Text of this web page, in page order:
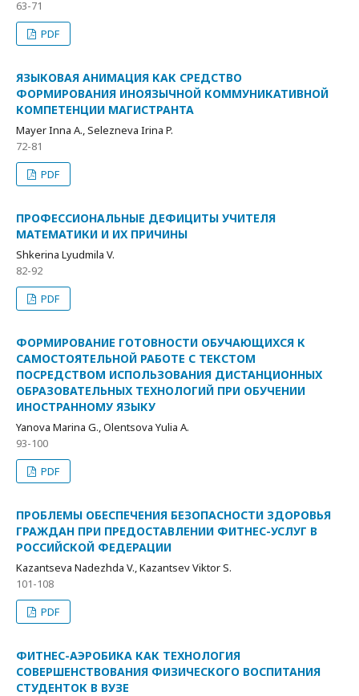
63-71
PDF
ЯЗЫКОВАЯ АНИМАЦИЯ КАК СРЕДСТВО
ФОРМИРОВАНИЯ ИНОЯЗЫЧНОЙ КОММУНИКАТИВНОЙ
КОМПЕТЕНЦИИ МАГИСТРАНТА
Mayer Inna A., Selezneva Irina P.
72-81
PDF
ПРОФЕССИОНАЛЬНЫЕ ДЕФИЦИТЫ УЧИТЕЛЯ
МАТЕМАТИКИ И ИХ ПРИЧИНЫ
Shkerina Lyudmila V.
82-92
PDF
ФОРМИРОВАНИЕ ГОТОВНОСТИ ОБУЧАЮЩИХСЯ К
САМОСТОЯТЕЛЬНОЙ РАБОТЕ С ТЕКСТОМ
ПОСРЕДСТВОМ ИСПОЛЬЗОВАНИЯ ДИСТАНЦИОННЫХ
ОБРАЗОВАТЕЛЬНЫХ ТЕХНОЛОГИЙ ПРИ ОБУЧЕНИИ
ИНОСТРАННОМУ ЯЗЫКУ
Yanova Marina G., Olentsova Yulia A.
93-100
PDF
ПРОБЛЕМЫ ОБЕСПЕЧЕНИЯ БЕЗОПАСНОСТИ ЗДОРОВЬЯ
ГРАЖДАН ПРИ ПРЕДОСТАВЛЕНИИ ФИТНЕС-УСЛУГ В
РОССИЙСКОЙ ФЕДЕРАЦИИ
Kazantseva Nadezhda V., Kazantsev Viktor S.
101-108
PDF
ФИТНЕС-АЭРОБИКА КАК ТЕХНОЛОГИЯ
СОВЕРШЕНСТВОВАНИЯ ФИЗИЧЕСКОГО ВОСПИТАНИЯ
СТУДЕНТОК В ВУЗЕ